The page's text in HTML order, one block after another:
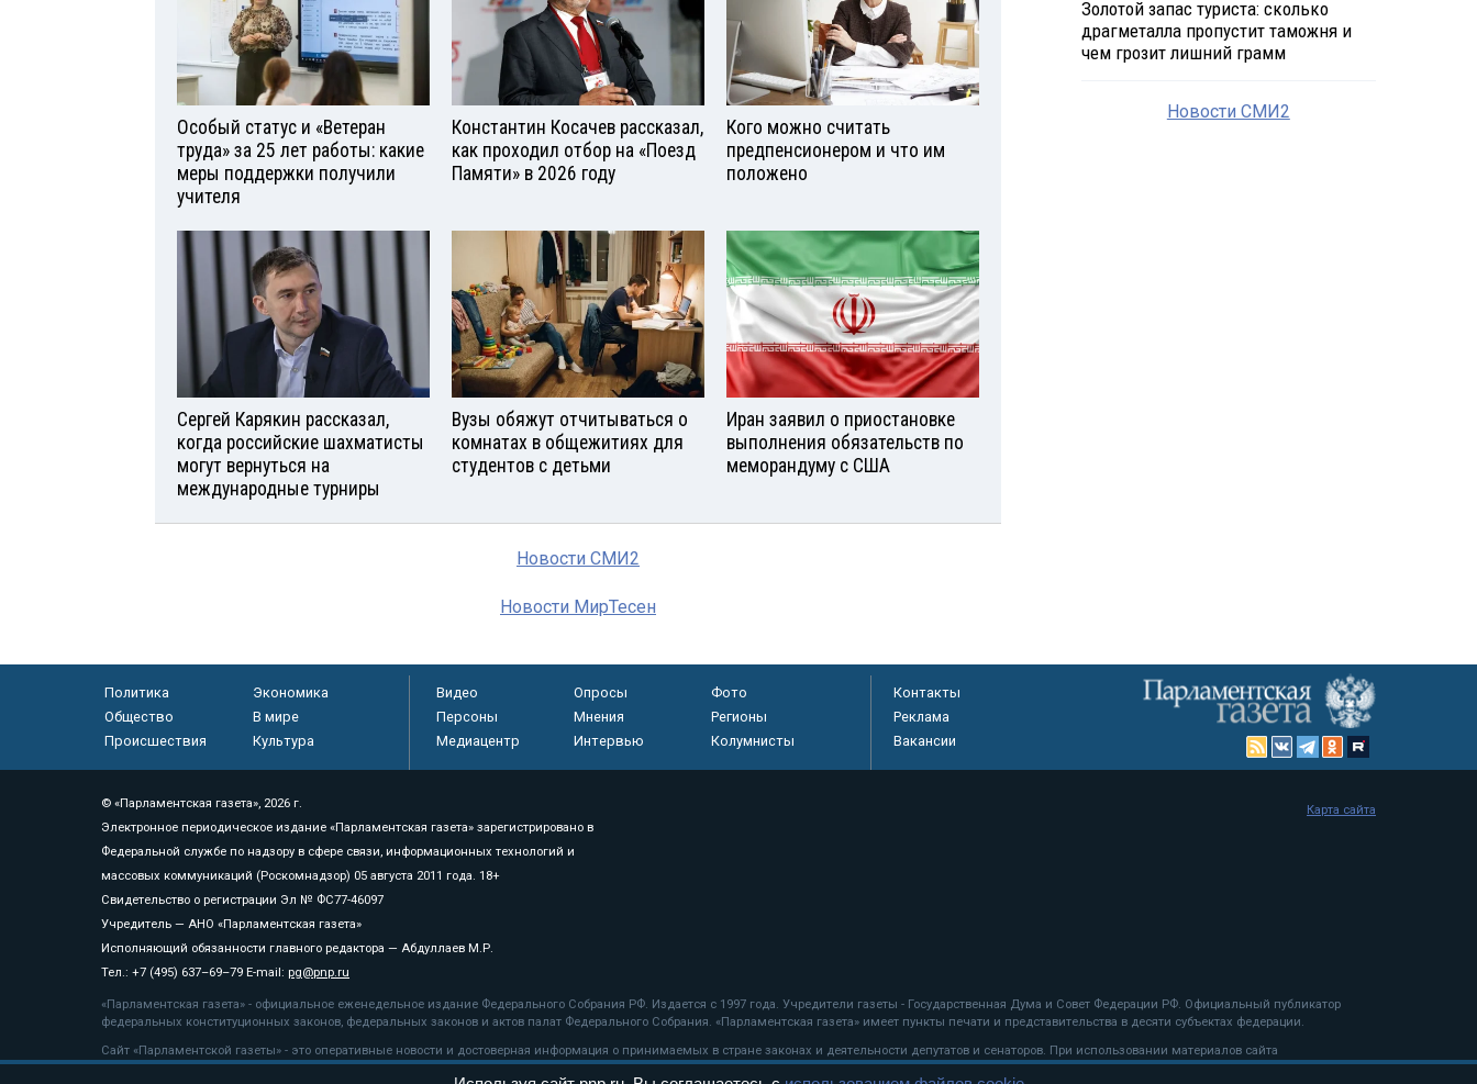
Особый статус и «Ветеран
труда» за 25 лет работы: какие
меры поддержки получили
учителя
Константин Косачев рассказал,
как проходил отбор на «Поезд
Памяти» в 2026 году
Кого можно считать
предпенсионером и что им
положено
Сергей Карякин рассказал,
когда российские шахматисты
могут вернуться на
международные турниры
Вузы обяжут отчитываться о
комнатах в общежитиях для
студентов с детьми
Иран заявил о приостановке
выполнения обязательств по
меморандуму с США
Новости СМИ2
Новости МирТесен
Золотой запас туриста: сколько
драгметалла пропустит таможня и
чем грозит лишний грамм
Новости СМИ2
Политика
Экономика
Общество
В мире
Происшествия
Культура
Видео Опросы
Фото
Персоны
Мнения
Регионы
Медиацентр
Интервью Колумнисты
Контакты
Реклама
Вакансии
© «Парламентская газета», 2026 г.
Электронное периодическое издание «Парламентская газета» зарегистрировано в
Федеральной службе по надзору в сфере связи, информационных технологий и
массовых коммуникаций (Роскомнадзор) 05 августа 2011 года. 18+
Свидетельство о регистрации Эл № ФС77-46097
Учредитель — АНО «Парламентская газета»
Исполняющий обязанности главного редактора — Абдуллаев М.Р.
Тел.: +7 (495) 637–69–79 E-mail: pg@pnp.ru
«Парламентская газета» - официальное еженедельное издание Федерального Собрания РФ. Издается с 1997 года. Учредители газеты - Государственная Дума и Совет Федерации РФ. Официальный публикатор
федеральных конституционных законов, федеральных законов и актов палат Федерального Собрания. «Парламентская газета» имеет пункты печати и представительства в десяти субъектах федерации.
Сайт «Парламентской газеты» - это оперативные новости и достоверная информация о принимаемых в стране законах и деятельности депутатов и сенаторов. При использовании материалов сайта
«Парламентской газеты» активная ссылка на pnp.ru обязательна.
Карта сайта